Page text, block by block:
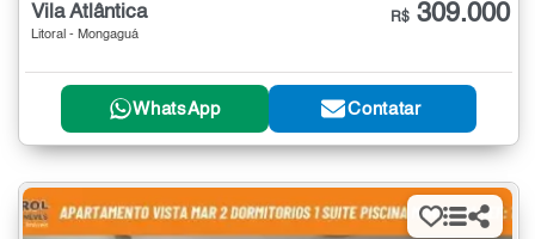
Vila Atlântica
Litoral - Mongaguá
R$ 309.000
WhatsApp Contatar